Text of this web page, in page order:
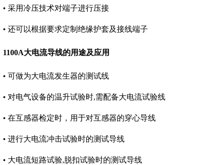
• 采用冷压技术对端子进行压接
• 还可以根据要求定制绝缘护套及接线端子
1100A大电流导线的用途及应用
• 可做为大电流发生器的测试线
• 对电气设备的温升试验时,需配备大电流试验线
• 在互感器检定时，用于对互感器的穿心导线
• 进行大电流冲击试验时的测试导线
• 大电流短路试验,脱扣试验时的测试导线